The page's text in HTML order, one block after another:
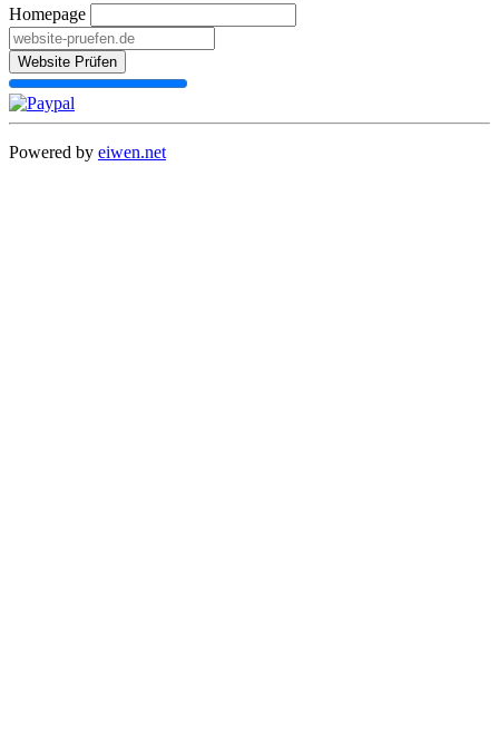
Homepage
Website Prüfen
Powered by eiwen.net